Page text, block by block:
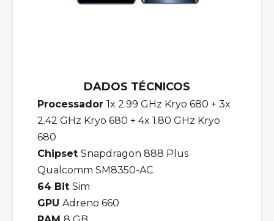
DADOS TÉCNICOS
Processador 1x 2.99 GHz Kryo 680 + 3x
2.42 GHz Kryo 680 + 4x 1.80 GHz Kryo
680
Chipset Snapdragon 888 Plus
Qualcomm SM8350-AC
64 Bit Sim
GPU Adreno 660